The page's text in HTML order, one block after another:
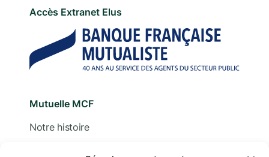
Accès Extranet Elus
Mutuelle MCF
Notre histoire